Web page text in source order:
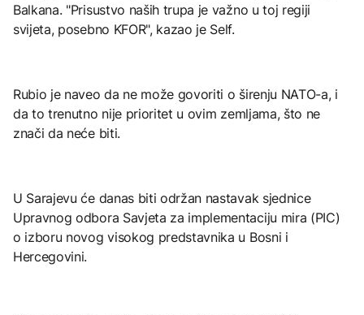
Balkana. "Prisustvo naših trupa je važno u toj regiji
svijeta, posebno KFOR", kazao je Self.
Rubio je naveo da ne može govoriti o širenju NATO-a, i
da to trenutno nije prioritet u ovim zemljama, što ne
znači da neće biti.
U Sarajevu će danas biti održan nastavak sjednice
Upravnog odbora Savjeta za implementaciju mira (PIC)
o izboru novog visokog predstavnika u Bosni i
Hercegovini.